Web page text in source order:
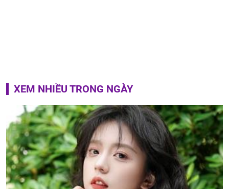
XEM NHIỀU TRONG NGÀY